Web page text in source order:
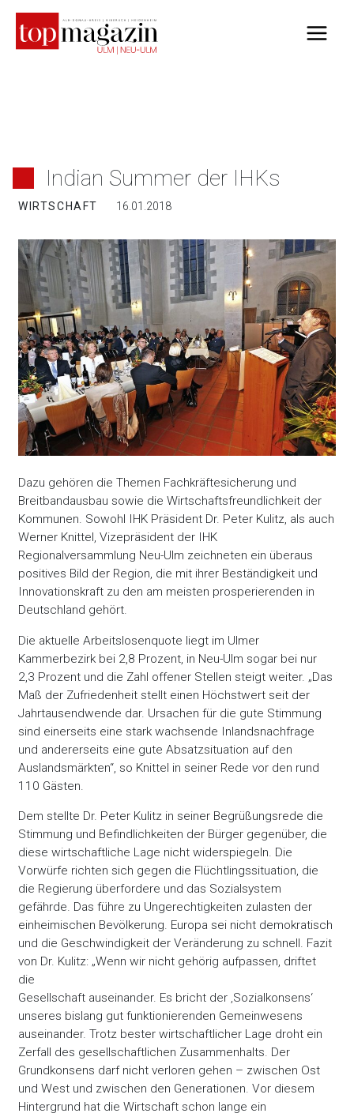
Inhalt
springen
Indian Summer der IHKs
WIRTSCHAFT 16.01.2018
Dazu gehören die Themen Fachkräftesicherung und
Breitbandausbau sowie die Wirtschaftsfreundlichkeit der
Kommunen. Sowohl IHK Präsident Dr. Peter Kulitz, als auch
Werner Knittel, Vizepräsident der IHK
Regionalversammlung Neu-Ulm zeichneten ein überaus
positives Bild der Region, die mit ihrer Beständigkeit und
Innovationskraft zu den am meisten prosperierenden in
Deutschland gehört.
Die aktuelle Arbeitslosenquote liegt im Ulmer
Kammerbezirk bei 2,8 Prozent, in Neu-Ulm sogar bei nur
2,3 Prozent und die Zahl offener Stellen steigt weiter. „Das
Maß der Zufriedenheit stellt einen Höchstwert seit der
Jahrtausendwende dar. Ursachen für die gute Stimmung
sind einerseits eine stark wachsende Inlandsnachfrage
und andererseits eine gute Absatzsituation auf den
Auslandsmärkten“, so Knittel in seiner Rede vor den rund
110 Gästen.
Dem stellte Dr. Peter Kulitz in seiner Begrüßungsrede die
Stimmung und Befindlichkeiten der Bürger gegenüber, die
diese wirtschaftliche Lage nicht widerspiegeln. Die
Vorwürfe richten sich gegen die Flüchtlingssituation, die
die Regierung überfordere und das Sozialsystem
gefährde. Das führe zu Ungerechtigkeiten zulasten der
einheimischen Bevölkerung. Europa sei nicht demokratisch
und die Geschwindigkeit der Veränderung zu schnell. Fazit
von Dr. Kulitz: „Wenn wir nicht gehörig aufpassen, driftet
die
Gesellschaft auseinander. Es bricht der ‚Sozialkonsens‘
unseres bislang gut funktionierenden Gemeinwesens
auseinander. Trotz bester wirtschaftlicher Lage droht ein
Zerfall des gesellschaftlichen Zusammenhalts. Der
Grundkonsens darf nicht verloren gehen – zwischen Ost
und West und zwischen den Generationen. Vor diesem
Hintergrund hat die Wirtschaft schon lange ein